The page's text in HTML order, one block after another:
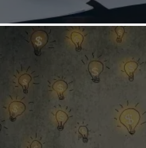
Imagen
principal